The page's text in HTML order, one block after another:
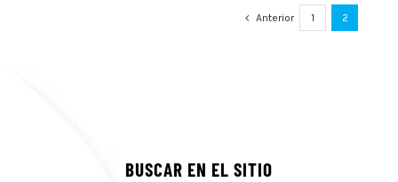
Anterior 1 2
BUSCAR EN EL SITIO